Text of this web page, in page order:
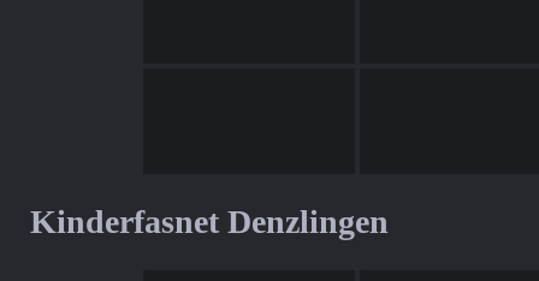
Kinderfasnet Denzlingen